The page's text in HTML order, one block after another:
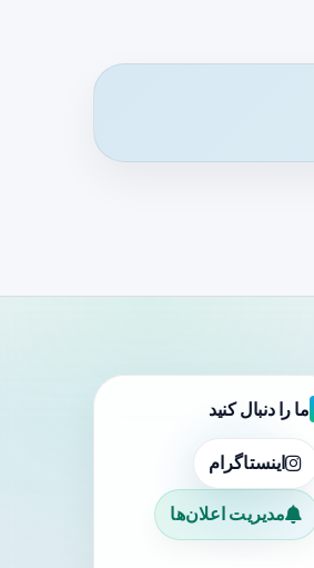
ما را دنبال کنید
اینستاگرام
مدیریت اعلان‌ها